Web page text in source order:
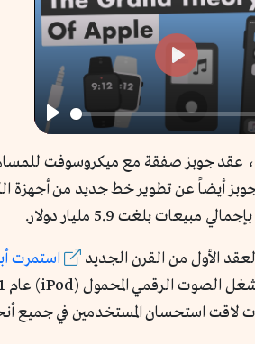
Play
Play
مبيعات بلغت 5.9 مليار دولار.
الأول من القرن الجديد استمرت
لاقت استحسان المستخدمين في جميع